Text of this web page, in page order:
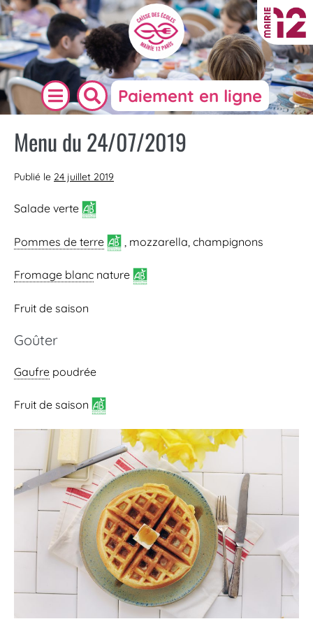
Paiement en ligne
Menu du 24/07/2019
Publié le 24 juillet 2019
Salade verte
Pommes de terre , mozzarella, champignons
Fromage blanc nature
Fruit de saison
Goûter
Gaufre poudrée
Fruit de saison